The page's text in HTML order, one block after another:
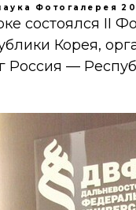
Фотогалерея
состоялся II
Корея,
—